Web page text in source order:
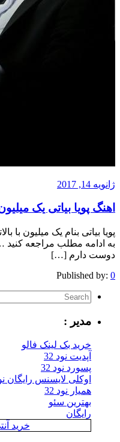
ژانویه 14, 2017
اهنگ پویا بیاتی یک
به ادامه مطلب مراجعه
دوست دارم […]
Published by: 0
مدیر :
خرید بک لینک فالو
آپدیت نود 32
پسورد نود 32
اوکلی لایسنس رایگان نود
همیار نود 32
بهترین سئو
رایگان
خرید